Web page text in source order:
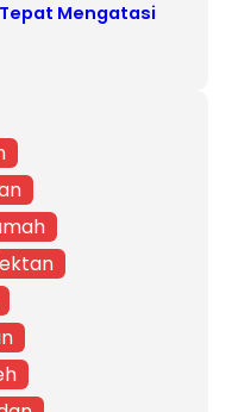
Mengatasi